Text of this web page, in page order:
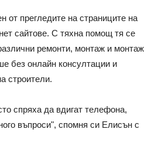
от прегледите на страниците на
сайтове. С тяхна помощ тя се
ремонти, монтаж и монтаж
без онлайн консултации и
строители.
спряха да вдигат телефона,
въпроси", спомня си Елисън с